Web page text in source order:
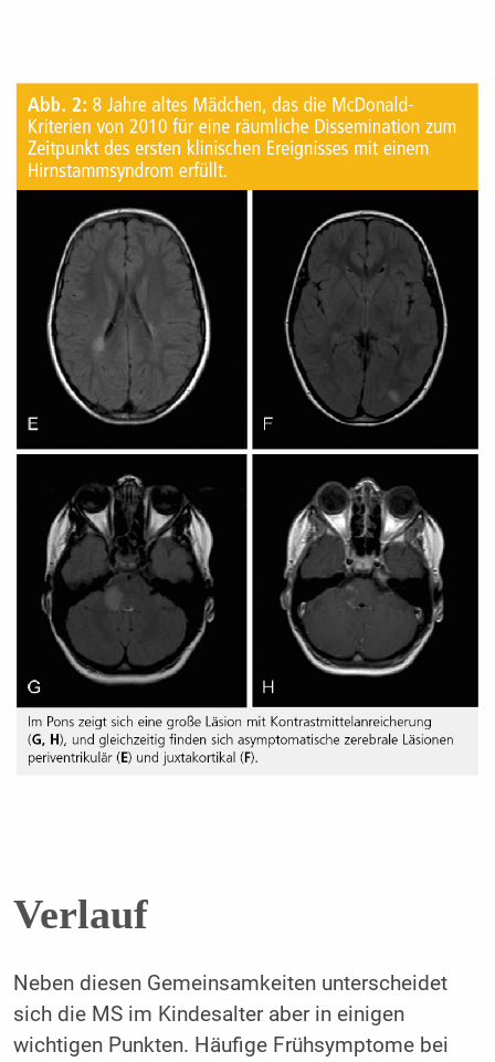
Verlauf
Neben diesen Gemeinsamkeiten unterscheidet
sich die MS im Kindesalter aber in einigen
wichtigen Punkten. Häufige Frühsymptome bei